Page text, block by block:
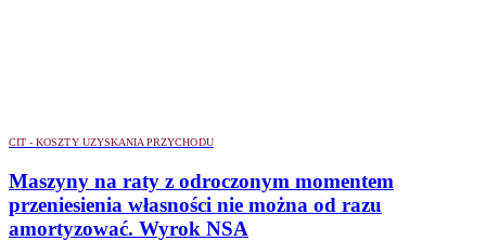
CIT - KOSZTY UZYSKANIA PRZYCHODU
Maszyny na raty z odroczonym momentem
przeniesienia własności nie można od razu
amortyzować. Wyrok NSA